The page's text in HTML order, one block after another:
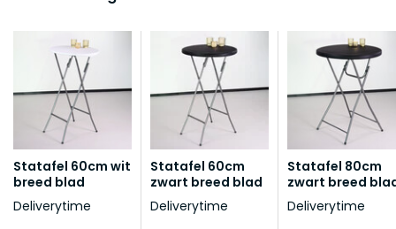
Statafel 60cm wit
breed blad
Deliverytime
Statafel 60cm
zwart breed blad
Deliverytime
Statafel 80cm
zwart breed
Deliverytime